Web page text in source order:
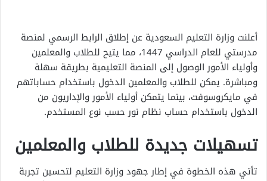
أعلنت وزارة التعليم السعودية عن إطلاق الرابط الرسمي لمنصة
مدرستي للعام الدراسي 1447، مما يتيح للطلاب والمعلمين
وأولياء الأمور الوصول إلى المنصة التعليمية بطريقة سهلة
ومباشرة. يمكن للطلاب والمعلمين الدخول باستخدام حساباتهم
في مايكروسوفت، بينما يتمكن أولياء الأمور والإداريون من
الدخول باستخدام حساب نظام نور حسب نوع المستخدم.
تسهيلات جديدة للطلاب والمعلمين
تأتي هذه الخطوة في إطار جهود وزارة التعليم لتحسين تجربة